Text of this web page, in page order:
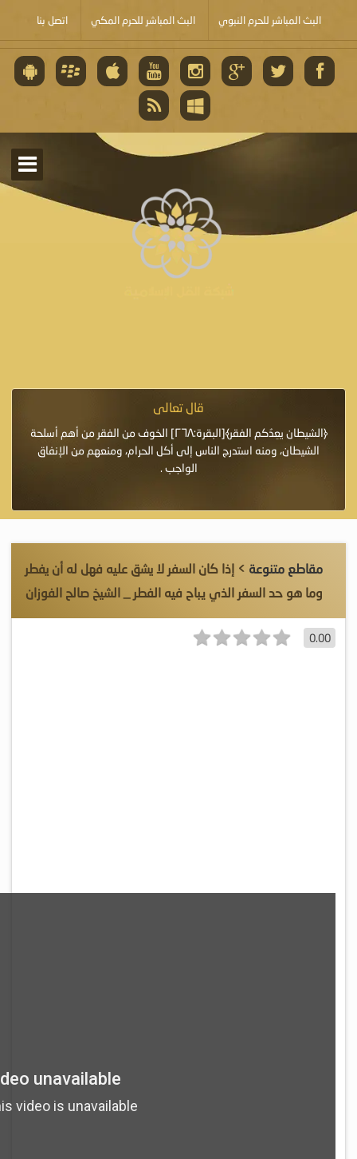
البث المباشر للحرم النبوي البث المباشر للحرم المكي اتصل بنا
قال تعالى
﴿الشيطان يعِدُكم الفقر﴾[البقرة:٢٦٨] الخوف من الفقر من أهم أسلحة
الشيطان، ومنه استدرج الناس إلى أكل الحرام، ومنعهم من الإنفاق
الواجب .
مقاطع متنوعة > إذا كان السفر لا يشق عليه فهل له أن يفطر
وما هو حد السفر الذي يباح فيه الفطر _ الشيخ صالح الفوزان
0.00